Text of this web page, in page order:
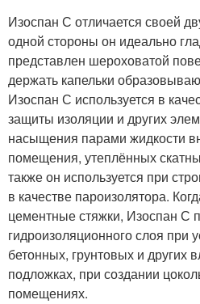
Изоспан С отличается своей
одной стороны он идеально
представлен шероховатой
держать капельки
Изоспан С используется в
защиты изоляции и других
насыщения парами жидкости
помещения, утеплённых
также он используется при
в качестве пароизолятора.
цементные стяжки, Изоспан С
гидроизоляционного слоя при
бетонных, грунтовых и других
подложках, при создании
помещениях.